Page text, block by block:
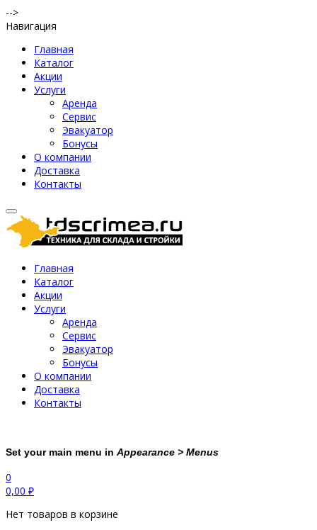
-->
Навигация
Главная
Каталог
Акции
Услуги
Аренда
Сервис
Эвакуатор
Бонусы
О компании
Доставка
Контакты
Главная
Каталог
Акции
Услуги
Аренда
Сервис
Эвакуатор
Бонусы
О компании
Доставка
Контакты
Set your main menu in Appearance > Menus
0
0,00 ₽
Нет товаров в корзине